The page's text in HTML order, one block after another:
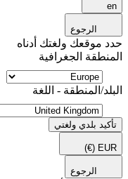
en
الرجوع
حدد موقعك ولغتك أدناه
المنطقة الجغرافية
البلد/المنطقة - اللغة
تأكيد بلدي ولغتي
EUR
(€)
الرجوع